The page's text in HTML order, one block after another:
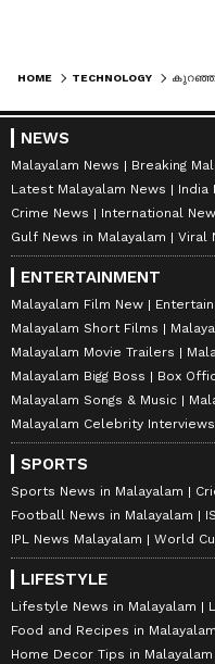
HOME TECHNOLOGY
NEWS
Malayalam News
Breaking
Latest Malayalam News
India
Crime News
International
Gulf News in Malayalam
Viral
ENTERTAINMENT
Malayalam Film New
Malayalam Short Films
Malayalam Movie Trailers
Malayalam Bigg Boss
Box
Malayalam Songs & Music
Malayalam Celebrity Interviews
SPORTS
Sports News in Malayalam
Football News in Malayalam
IPL News Malayalam
World
LIFESTYLE
Lifestyle News in Malayalam
Food and Recipes in Malayalam
Home Decor Tips in Malayalam